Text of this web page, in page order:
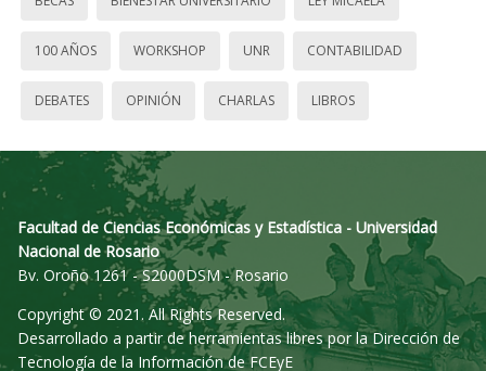
100 AÑOS WORKSHOP UNR CONTABILIDAD
DEBATES OPINIÓN CHARLAS LIBROS
Facultad de Ciencias Económicas y Estadística - Universidad
Nacional de Rosario
Bv. Oroño 1261 - S2000DSM - Rosario
Copyright © 2021. All Rights Reserved.
Desarrollado a partir de herramientas libres por la Dirección de
Tecnología de la Información de FCEyE